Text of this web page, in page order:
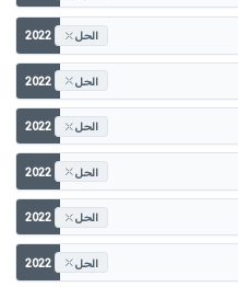
2022 الحل
2022 الحل
2022 الحل
2022 الحل
2022 الحل
2022 الحل